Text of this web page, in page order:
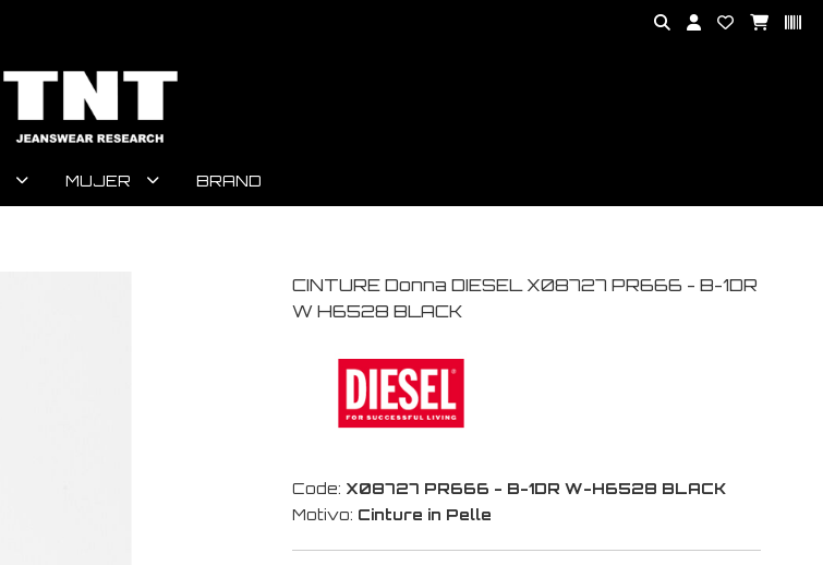
MUJER BRAND
CINTURE Donna DIESEL X08727 PR666 - B-1DR
W H6528 BLACK
Code: X08727 PR666 - B-1DR W-H6528 BLACK
Motivo: Cinture in Pelle